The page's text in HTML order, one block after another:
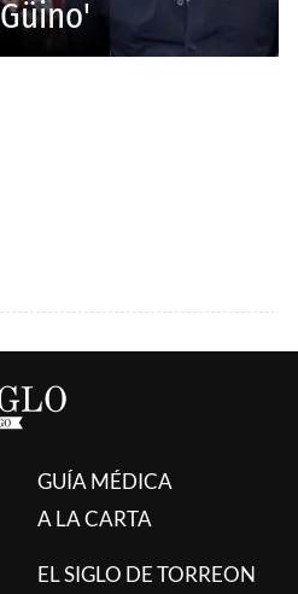
GUÍA MÉDICA
A LA CARTA
EL SIGLO DE TORREON